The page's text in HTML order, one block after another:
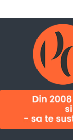
Sunt primul